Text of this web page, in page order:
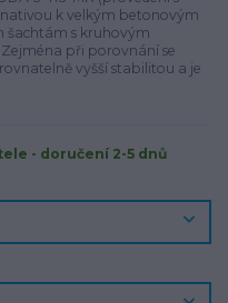
k velkým betonovým
s kruhovým
při porovnání se
vyšší stabilitou a je
- doručení 2-5 dnů